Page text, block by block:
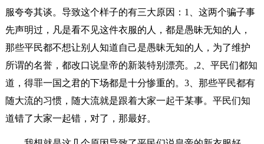
服夸夸其谈。导致这个样子的有三大原因：1、这两个骗子事
先声明过，凡是看不见这件衣服的人，都是愚昧无知的人，
那些平民都不想让别人知道自己是愚昧无知的人，为了维护
所谓的名誉，都改口说皇帝的新装特别漂亮。,2、平民们都知
道，得罪一国之君的下场都是十分惨重的。3、那些平民都有
随大流的习惯，随大流就是跟着大家一起干某事。平民们知
道错了大家一起错，对了，那最好。